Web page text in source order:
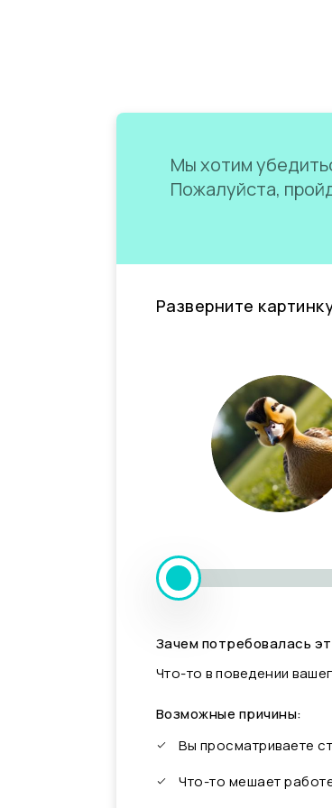
Мы хотим
Пожалуйста,
Разверните
Зачем потребовалась
Что-то в поведении
Возможные причины:
Вы просматриваете
Что-то мешает